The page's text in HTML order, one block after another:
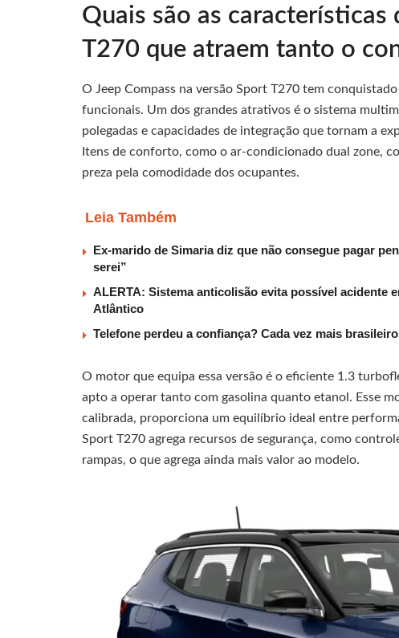
Quais são as características
T270 que atraem tanto o
O Jeep Compass na versão Sport T270 tem
funcionais. Um dos grandes atrativos é o sistema
polegadas e capacidades de integração que tornam a
Itens de conforto, como o ar-condicionado dual zone,
preza pela comodidade dos ocupantes.
Leia Também
Ex-marido de Simaria diz que não consegue pagar
serei”
ALERTA: Sistema anticolisão evita possível acidente
Atlântico
Telefone perdeu a confiança? Cada vez mais
O motor que equipa essa versão é o eficiente 1.3
apto a operar tanto com gasolina quanto etanol. Esse
calibrada, proporciona um equilíbrio ideal entre
Sport T270 agrega recursos de segurança, como
rampas, o que agrega ainda mais valor ao modelo.